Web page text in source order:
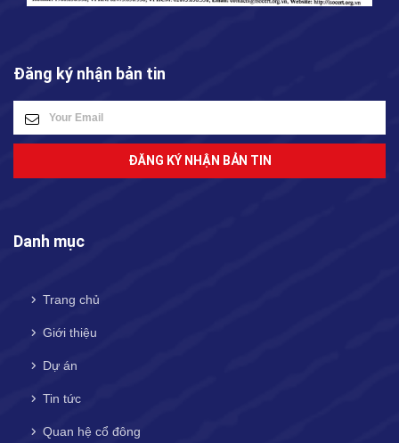
Đăng ký nhận bản tin
ĐĂNG KÝ NHẬN BẢN TIN
Danh mục
Trang chủ
Giới thiệu
Dự án
Tin tức
Quan hệ cổ đông